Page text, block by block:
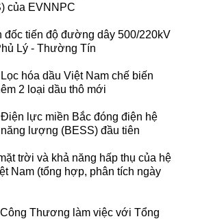
của EVNNPC
đốc tiến độ đường dây 500/220kV
Lý - Thường Tín
hóa dầu Việt Nam chế biến
2 loại dầu thô mới
lực miền Bắc đóng điện hệ
lượng (BESS) đầu tiên
trời và khả năng hấp thụ của hệ
Nam (tổng hợp, phân tích ngày
Thương làm việc với Tổng